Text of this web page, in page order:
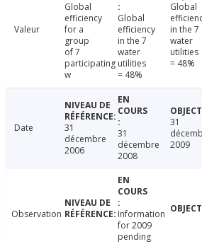
Valeur
Global
efficiency
for a
group
of 7
participating
w
Global
efficiency
in the 7
water
utilities
= 48%
Global
in the 7
water
utilities
= 48%
Date
31
décembre
2006
31
décembre
2008
31
2009
Observation
Information
for 2009
pending